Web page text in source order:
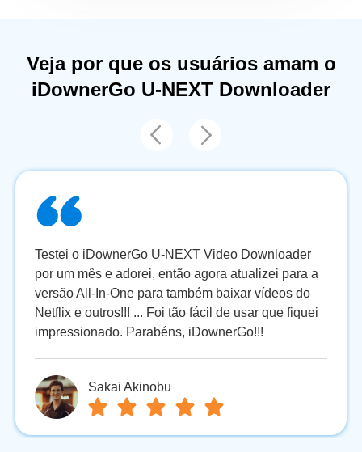
Veja por que os usuários amam o
iDownerGo U-NEXT Downloader
Testei o iDownerGo U-NEXT Video Downloader
por um mês e adorei, então agora atualizei para a
versão All-In-One para também baixar vídeos do
Netflix e outros!!! ... Foi tão fácil de usar que fiquei
impressionado. Parabéns, iDownerGo!!!
Sakai Akinobu